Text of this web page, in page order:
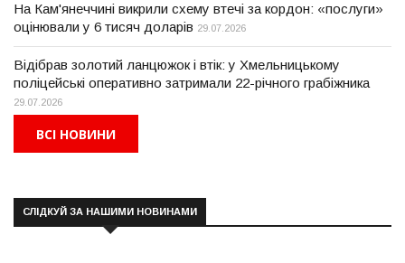
На Кам'янеччині викрили схему втечі за кордон: «послуги»
оцінювали у 6 тисяч доларів 29.07.2026
Відібрав золотий ланцюжок і втік: у Хмельницькому
поліцейські оперативно затримали 22-річного грабіжника
29.07.2026
ВСІ НОВИНИ
СЛІДКУЙ ЗА НАШИМИ НОВИНАМИ